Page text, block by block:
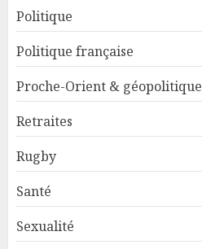
Politique
Politique française
Proche-Orient & géopolitique
Retraites
Rugby
Santé
Sexualité